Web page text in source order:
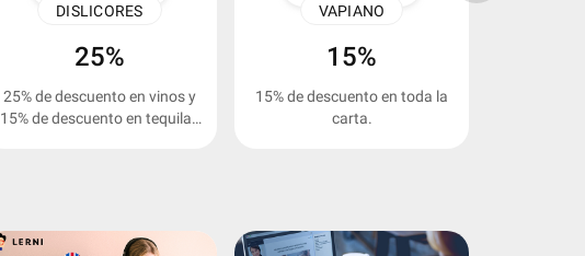
DISLICORES
25%
25% de descuento en vinos y
15% de descuento en tequilas
VAPIANO
15%
15% de descuento en toda la
carta.